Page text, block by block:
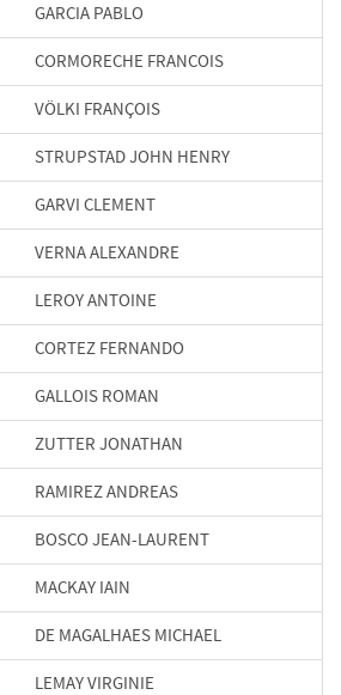
GARCIA PABLO
CORMORECHE FRANCOIS
VÖLKI FRANÇOIS
STRUPSTAD JOHN HENRY
GARVI CLEMENT
VERNA ALEXANDRE
LEROY ANTOINE
CORTEZ FERNANDO
GALLOIS ROMAN
ZUTTER JONATHAN
RAMIREZ ANDREAS
BOSCO JEAN-LAURENT
MACKAY IAIN
DE MAGALHAES MICHAEL
LEMAY VIRGINIE